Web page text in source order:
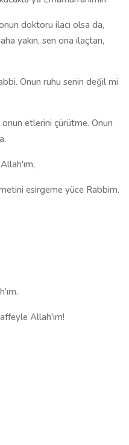
doktoru ilacı olsa da,
yakın, sen ona ilaçtan,
Onun ruhu senin değil mi
etlerini çürütme. Onun
esirgeme yüce Rabbim.
Allah'ım!